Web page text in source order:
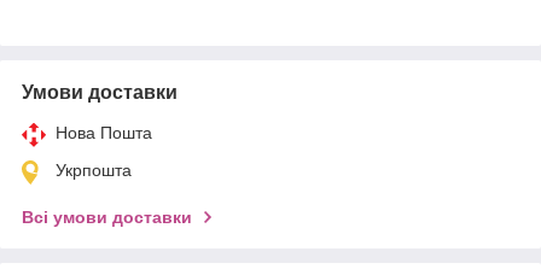
Умови доставки
Нова Пошта
Укрпошта
Всі умови доставки